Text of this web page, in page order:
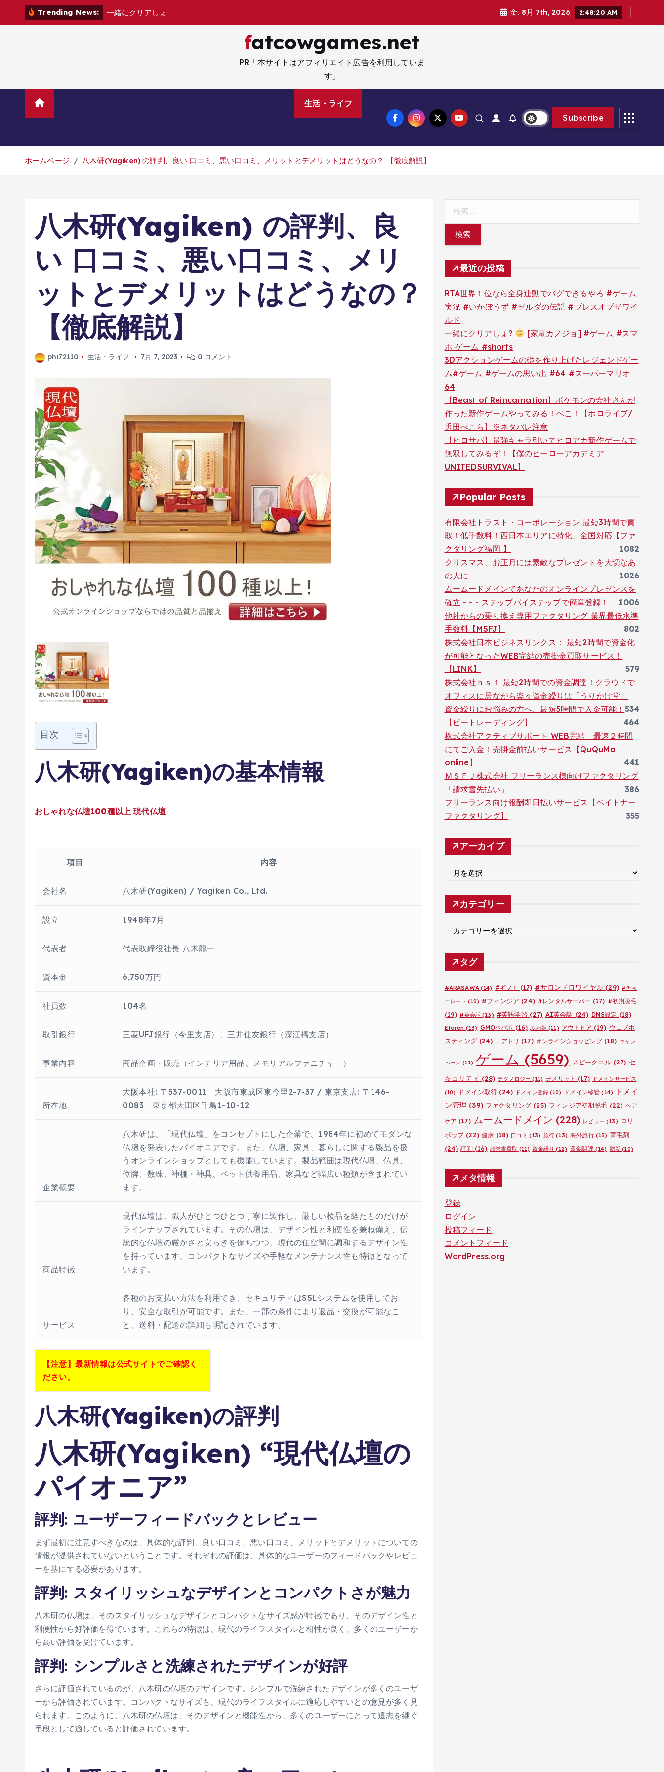
Trending News: 一緒に ク リ ア し ょ 金. 8月 7th, 2026 2:48:21 AM
fatcowgames.net
PR「本サイトはアフィリエイト広告を利用していま
す」
生活・ライフ
Subscribe
ホームページ 八木研(Yagiken) の評判、良い 口コミ、悪い口コミ、メリットとデメリットはどうなの？ 【徹底解説】
八木研(Yagiken) の評判、良
い 口コミ、悪い口コミ、メリ
ットとデメリットはどうなの？
【徹底解説】
phi72110 生活・ライフ 7月 7, 2023 0 コメント
目次
八木研(Yagiken)の基本情報
おしゃれな仏壇100種以上 現代仏壇
項目 内容
会社名 八木研(Yagiken) / Yagiken Co., Ltd.
設立 1948年7月
代表者 代表取締役社長 八木龍一
資本金 6,750万円
社員数 104名
取引銀行 三菱UFJ銀行（今里支店）、三井住友銀行（深江橋支店）
事業内容 商品企画・販売（インテリア用品、メモリアルファニチャー）
所在地
大阪本社: 〒537-0011 大阪市東成区東今里2-7-37 / 東京支店: 〒146-
0083 東京都大田区千鳥1-10-12
企業概要
八木研は、「現代仏壇」をコンセプトにした企業で、1984年に初めてモダンな
仏壇を発表したパイオニアです。また、仏壇、家具、暮らしに関する製品を扱
うオンラインショップとしても機能しています。製品範囲は現代仏壇、仏具、
位牌、数珠、神棚・神具、ペット供養用品、家具など幅広い種類が含まれてい
ます。
商品特徴
現代仏壇は、職人がひとつひとつ丁寧に製作し、厳しい検品を経たものだけが
ラインナップされています。その仏壇は、デザイン性と利便性を兼ね備え、伝
統的な仏壇の厳かさと安らぎを保ちつつ、現代の住空間に調和するデザイン性
を持っています。コンパクトなサイズや手軽なメンテナンス性も特徴となって
います。
サービス
各種のお支払い方法を利用でき、セキュリティはSSLシステムを使用してお
り、安全な取引が可能です。また、一部の条件により返品・交換が可能なこ
と、送料・配送の詳細も明記されています。
【注意】最新情報は公式サイトでご確認く
ださい。
八木研(Yagiken)の評判
八木研(Yagiken) “現代仏壇の
パイオニア”
評判: ユーザーフィードバックとレビュー
まず最初に注意すべきなのは、具体的な評判、良い口コミ、悪い口コミ、メリットとデメリットについての
情報が提供されていないということです。それぞれの評価は、具体的なユーザーのフィードバックやレビュ
ーを基にする必要があります。
評判: スタイリッシュなデザインとコンパクトさが魅力
八木研の仏壇は、そのスタイリッシュなデザインとコンパクトなサイズ感が特徴であり、そのデザイン性と
利便性から好評価を得ています。これらの特徴は、現代のライフスタイルと相性が良く、多くのユーザーか
ら高い評価を受けています。
評判: シンプルさと洗練されたデザインが好評
さらに評価されているのが、八木研の仏壇のデザインです。シンプルで洗練されたデザインが多くのユーザ
ーから評価されています。コンパクトなサイズも、現代のライフスタイルに適応しやすいとの意見が多く見
られます。このように、八木研の仏壇は、そのデザインと機能性から、多くのユーザーにとって遺志を継ぐ
手段として適していると評価されています。
最近の投稿
RTA世界１位なら全身連動でバグできるやろ #ゲーム
実況 #いかぼうず #ゼルダの伝説 #ブレスオブザワイ
ルド
一緒にクリアしょ?
[家電カノジョ] #ゲーム #スマ
ホ ゲーム #shorts
3Dアクションゲームの礎を作り上げたレジェンドゲー
ム#ゲーム #ゲームの思い出 #64 #スーパーマリオ
64
【Beast of Reincarnation】ポケモンの会社さんが
作った新作ゲームやってみる！ぺこ！【ホロライブ/
兎田ぺこら】※ネタバレ注意
【ヒロサバ】最強キャラ引いてヒロアカ新作ゲームで
無双してみるぞ！【僕のヒーローアカデミア
UNITEDSURVIVAL】
Popular Posts
有限会社トラスト・コーポレーション 最短3時間で買
取！低手数料！西日本エリアに特化、全国対応【ファ
クタリング福岡 】
1082
クリスマス、お正月には素敵なプレゼントを大切なあ
の人に
1026
ムームードメインであなたのオンラインプレゼンスを
確立 - - - ステップバイステップで簡単登録！
1006
他社からの乗り換え専用ファクタリング 業界最低水準
手数料【MSFJ】
802
株式会社日本ビジネスリンクス： 最短2時間で資金化
が可能となったWEB完結の売掛金買取サービス！
【LINK】
579
株式会社ｈｓ１ 最短2時間での資金調達！クラウドで
オフィスに居ながら楽々資金繰りは「うりかけ堂」
534
資金繰りにお悩みの方へ、最短5時間で入金可能！
【ビートレーディング】
464
株式会社アクティブサポート WEB完結 最速２時間
にてご入金！売掛金前払いサービス【QuQuMo
online】
441
ＭＳＦＪ株式会社 フリーランス様向けファクタリング
「請求書先払い」
386
フリーランス向け報酬即日払いサービス【ペイトナー
ファクタリング】
355
アーカイブ
カ
イ
カテゴリー
ゴ
リ
タグ
#ARASAWA(14) #ギフト (17) #サロンドロワイヤル (29) #チョ
コレート (10) #フィンジア (24) #レンタルサーバー (17) #初期脱毛
(19) #英会話 (13) #英語学習 (27) AI英会話 (24) DNS設定 (18)
Etoren (13) GMOペパボ (16) ふわ姫(11) アウトドア (19) ウェブホ
スティング (24) エアトリ (17) オンラインショッピング(18) キャン
ペーン (11) ゲーム (5659) スピークエル(27) セ
キュリティ (28) テクノロジー (11) デメリット (17)
ドメインサービス
(10)
ドメイン取得 (24) ドメイン登録 (10) ドメイン移管 (14)
ドメイ
ン管理 (39) ファクタリング (25) フィンジア初期脱毛 (22) ヘア
ケア (17) ムームードメイン (228) レビュー (13) ロリ
ポップ(22) 健康 (18) 口コミ (13) 旅行 (13) 海外旅行(15) 育毛剤
(24) 評判 (16) 請求書買取 (11) 資金繰り (12) 資金調達 (14) 防災 (10)
メタ情報
登録
ログイン
投稿フィード
コメントフィード
WordPress.org